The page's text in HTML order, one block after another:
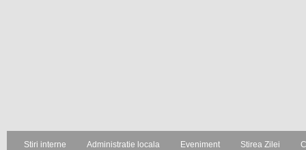
Stiri interne Administratie locala Eveniment Stirea Zilei